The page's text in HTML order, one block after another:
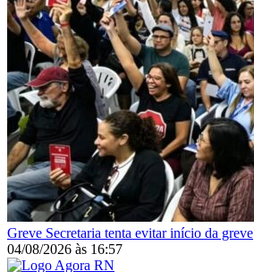
Greve Secretaria tenta evitar início da greve
04/08/2026 às 16:57